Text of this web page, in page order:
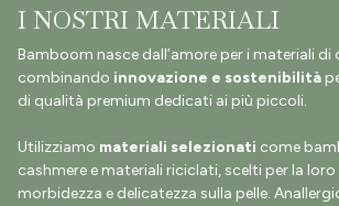
I NOSTRI MATERIALI
Bamboom nasce dall’amore per i materiali di
combinando innovazione e sostenibilità
di qualità premium dedicati ai più piccoli.
Utilizziamo materiali selezionati come
cashmere e materiali riciclati, scelti per la
morbidezza e delicatezza sulla pelle.